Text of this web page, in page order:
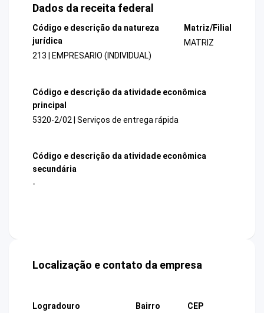
Dados da receita federal
Código e descrição da natureza
jurídica
213 | EMPRESARIO (INDIVIDUAL)
Matriz/Filial
MATRIZ
Código e descrição da atividade econômica
principal
5320-2/02 | Serviços de entrega rápida
Código e descrição da atividade econômica
secundária
-
Localização e contato da empresa
Logradouro
Bairro
CEP